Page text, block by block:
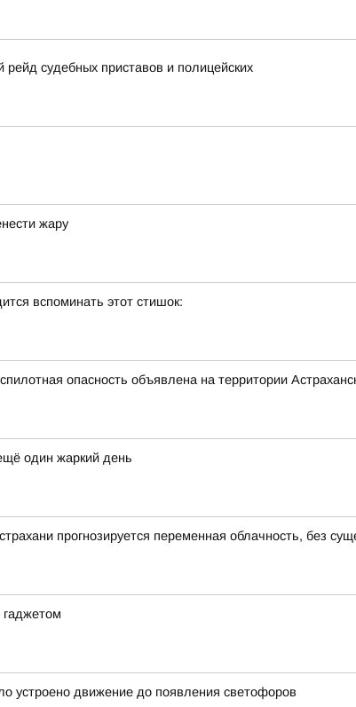
судебных приставов и полицейских
жару
вспоминать этот стишок:
опасность объявлена на территории
один жаркий день
прогнозируется переменная облачность, без
гаджетом
устроено движение до появления светофоров